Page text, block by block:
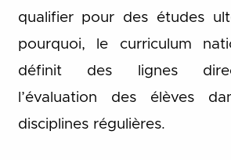
qualifier pour des études
pourquoi, le curriculum
définit des lignes
l’évaluation des élèves
disciplines régulières.